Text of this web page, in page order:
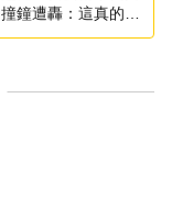
鐘遭轟：這真的是
藝術？